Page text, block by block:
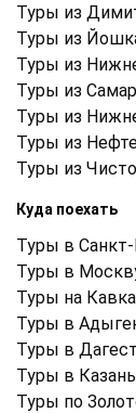
Туры из
Туры из
Туры из
Туры из
Туры из
Туры из
Туры из
Куда поехать
Туры в
Туры в
Туры на
Туры в
Туры в
Туры в Казань
Туры по